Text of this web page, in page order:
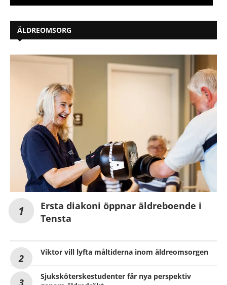
ÄLDREOMSORG
Ersta diakoni öppnar äldreboende i
Tensta
Viktor vill lyfta måltiderna inom äldreomsorgen
Sjuksköterskestudenter får nya perspektiv